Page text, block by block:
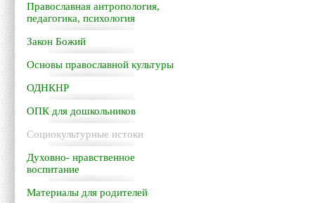
Православная антропология,
педагогика, психология
Закон Божий
Основы православной культуры
ОДНКНР
ОПК для дошкольников
Социокультурные истоки
Духовно- нравственное
воспитание
Материалы для родителей